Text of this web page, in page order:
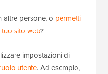
altre persone, o permetti
tuo sito web?
impostazioni di
ruolo utente. Ad esempio,